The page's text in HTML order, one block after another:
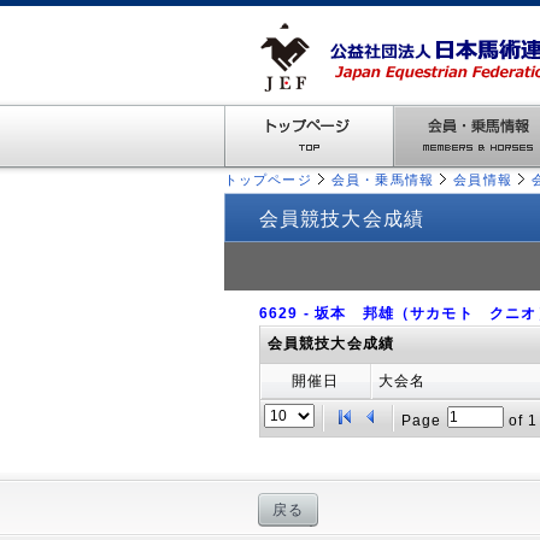
トップページ 会員・乗馬情報 会員情報
会員競技大会成績
6629 - 坂本 邦雄（サカモト クニ
会員競技大会成績
開催日 大会名
Page of1
戻る